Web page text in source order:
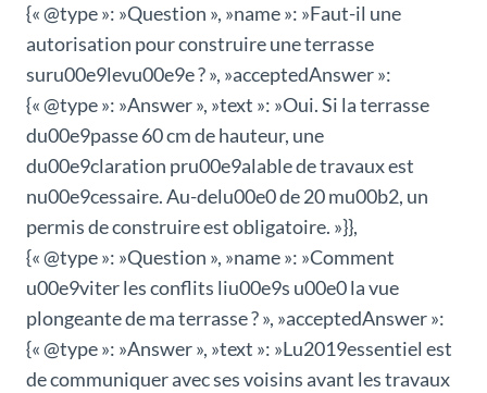
{« @type »: »Question », »name »: »Faut-il une
autorisation pour construire une terrasse
suru00e9levu00e9e ? », »acceptedAnswer »:
{« @type »: »Answer », »text »: »Oui. Si la terrasse
du00e9passe 60 cm de hauteur, une
du00e9claration pru00e9alable de travaux est
nu00e9cessaire. Au-delu00e0 de 20 mu00b2, un
permis de construire est obligatoire. »}},
{« @type »: »Question », »name »: »Comment
u00e9viter les conflits liu00e9s u00e0 la vue
plongeante de ma terrasse ? », »acceptedAnswer »:
{« @type »: »Answer », »text »: »Lu2019essentiel est
de communiquer avec ses voisins avant les travaux